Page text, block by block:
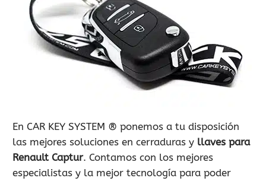
900 802 604
LLAMA GRATIS
En CAR KEY SYSTEM ® ponemos a tu disposición
las mejores soluciones en cerraduras y llaves para
Renault Captur. Contamos con los mejores
especialistas y la mejor tecnología para poder